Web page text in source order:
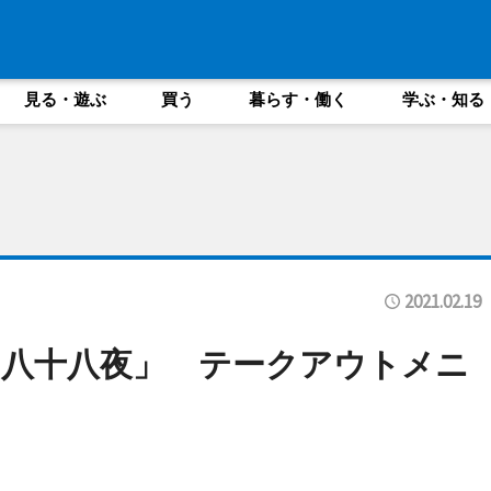
見る・遊ぶ 買う 暮らす・働く 学ぶ・知る
2021.02.19
十八夜」 テークアウトメニ